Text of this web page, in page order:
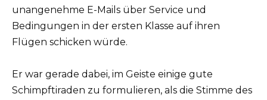
unangenehme E-Mails über Service und
Bedingungen in der ersten Klasse auf ihren
Flügen schicken würde.
Er war gerade dabei, im Geiste einige gute
Schimpftiraden zu formulieren, als die Stimme des